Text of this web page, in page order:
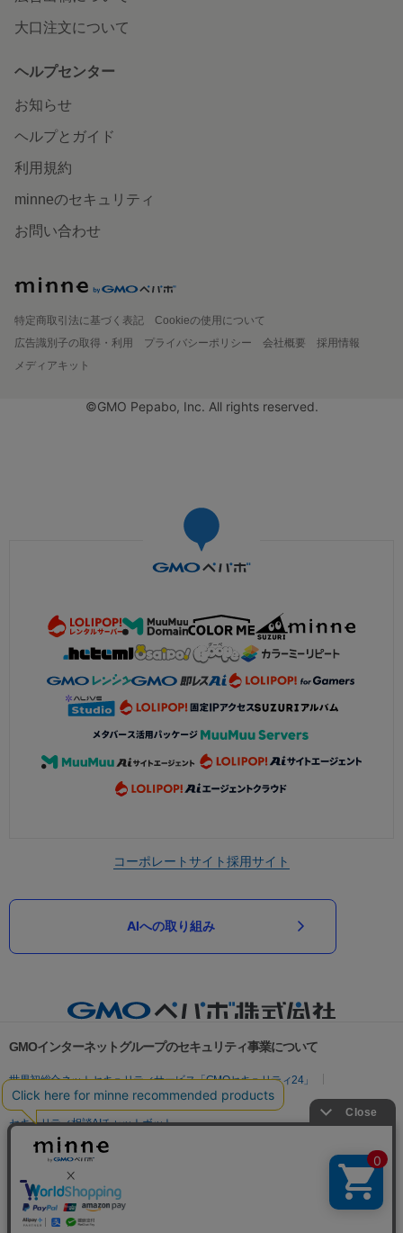
大口注文について
ヘルプセンター
お知らせ
ヘルプとガイド
利用規約
minneのセキュリティ
お問い合わせ
特定商取引法に基づく表記
Cookieの使用について
広告識別子の取得・利用
プライバシーポリシー 会社概要
採用情報
メディアキット
©GMO Pepabo, Inc. All rights reserved.
コーポレートサイト採用サイト
AIへの取り組み
GMOインターネットグループのセキュリティ事業について
世界初総合ネットセキュリティサービス「GMOセキュリティ24」
パスワード漏洩診断
Webサイトリスク診断
セキュリティ相談AIチャットボット
実在証明・盗聴対策
サイバー攻撃対策（GMO Flatt Security）
セキュリティ事業の軌跡